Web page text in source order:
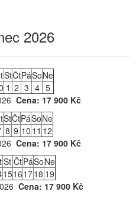
2026
StČtPáSoNe
1 2 3 4 5
Cena: 17 900 Kč
StČtPáSoNe
8 9 10 11 12
Cena: 17 900 Kč
St ČtPáSoNe
15161718 19
Cena: 17 900 Kč